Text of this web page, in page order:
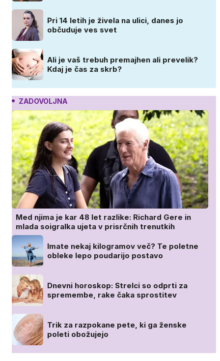
Pri 14 letih je živela na ulici, danes jo
občuduje ves svet
Ali je vaš trebuh premajhen ali prevelik?
Kdaj je čas za skrb?
ZADOVOLJNA
Med njima je kar 48 let razlike: Richard Gere in
mlada soigralka ujeta v prisrčnih trenutkih
Imate nekaj kilogramov več? Te poletne
obleke lepo poudarijo postavo
Dnevni horoskop: Strelci so odprti za
spremembe, rake čaka sprostitev
Trik za razpokane pete, ki ga ženske
poleti obožujejo